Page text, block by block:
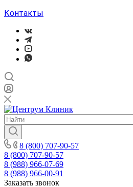
Контакты
8 (800) 707-90-57
8 (800) 707-90-57
8 (988) 966-07-69
8 (988) 966-00-91
Заказать звонок